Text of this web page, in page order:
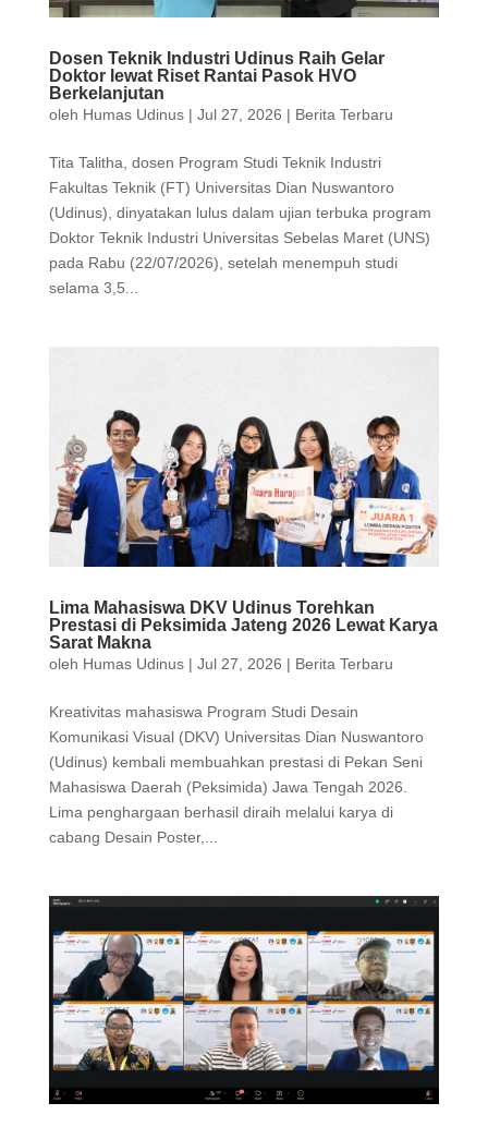
Dosen Teknik Industri Udinus Raih Gelar
Doktor lewat Riset Rantai Pasok HVO
Berkelanjutan
oleh Humas Udinus| Jul 27, 2026 | Berita Terbaru
Tita Talitha, dosen Program Studi Teknik Industri
Fakultas Teknik (FT) Universitas Dian Nuswantoro
(Udinus), dinyatakan lulus dalam ujian terbuka program
Doktor Teknik Industri Universitas Sebelas Maret (UNS)
pada Rabu (22/07/2026), setelah menempuh studi
selama 3,5...
Lima Mahasiswa DKV Udinus Torehkan
Prestasi di Peksimida Jateng 2026 Lewat Karya
Sarat Makna
oleh Humas Udinus| Jul 27, 2026 | Berita Terbaru
Kreativitas mahasiswa Program Studi Desain
Komunikasi Visual (DKV) Universitas Dian Nuswantoro
(Udinus) kembali membuahkan prestasi di Pekan Seni
Mahasiswa Daerah (Peksimida) Jawa Tengah 2026.
Lima penghargaan berhasil diraih melalui karya di
cabang Desain Poster,...